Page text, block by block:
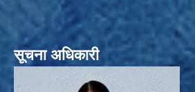
सूचना अधिकारी